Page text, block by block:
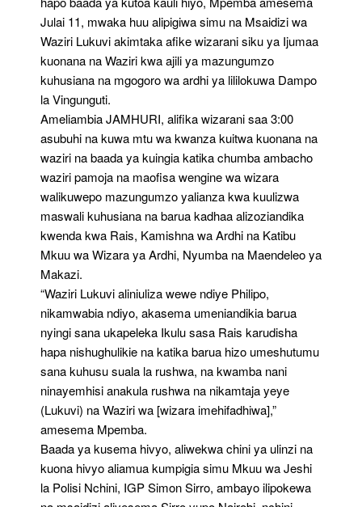
Julai 11, mwaka huu alipigiwa simu na Msaidizi wa
Waziri Lukuvi akimtaka afike wizarani siku ya Ijumaa
kuonana na Waziri kwa ajili ya mazungumzo
kuhusiana na mgogoro wa ardhi ya lililokuwa Dampo
la Vingunguti.
Ameliambia JAMHURI, alifika wizarani saa 3:00
asubuhi na kuwa mtu wa kwanza kuitwa kuonana na
waziri na baada ya kuingia katika chumba ambacho
waziri pamoja na maofisa wengine wa wizara
walikuwepo mazungumzo yalianza kwa kuulizwa
maswali kuhusiana na barua kadhaa alizoziandika
kwenda kwa Rais, Kamishna wa Ardhi na Katibu
Mkuu wa Wizara ya Ardhi, Nyumba na Maendeleo ya
Makazi.
“Waziri Lukuvi aliniuliza wewe ndiye Philipo,
nikamwabia ndiyo, akasema umeniandikia barua
nyingi sana ukapeleka Ikulu sasa Rais karudisha
hapa nishughulikie na katika barua hizo umeshutumu
sana kuhusu suala la rushwa, na kwamba nani
ninayemhisi anakula rushwa na nikamtaja yeye
(Lukuvi) na Waziri wa [wizara imehifadhiwa],”
amesema Mpemba.
Baada ya kusema hivyo, aliwekwa chini ya ulinzi na
kuona hivyo aliamua kumpigia simu Mkuu wa Jeshi
la Polisi Nchini, IGP Simon Sirro, ambayo ilipokewa